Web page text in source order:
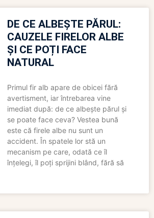
DE CE ALBEȘTE PĂRUL:
CAUZELE FIRELOR ALBE
ȘI CE POȚI FACE
NATURAL
Primul fir alb apare de obicei fără
avertisment, iar întrebarea vine
imediat după: de ce albește părul și
se poate face ceva? Vestea bună
este că firele albe nu sunt un
accident. În spatele lor stă un
mecanism pe care, odată ce îl
înțelegi, îl poți sprijini blând, fără să